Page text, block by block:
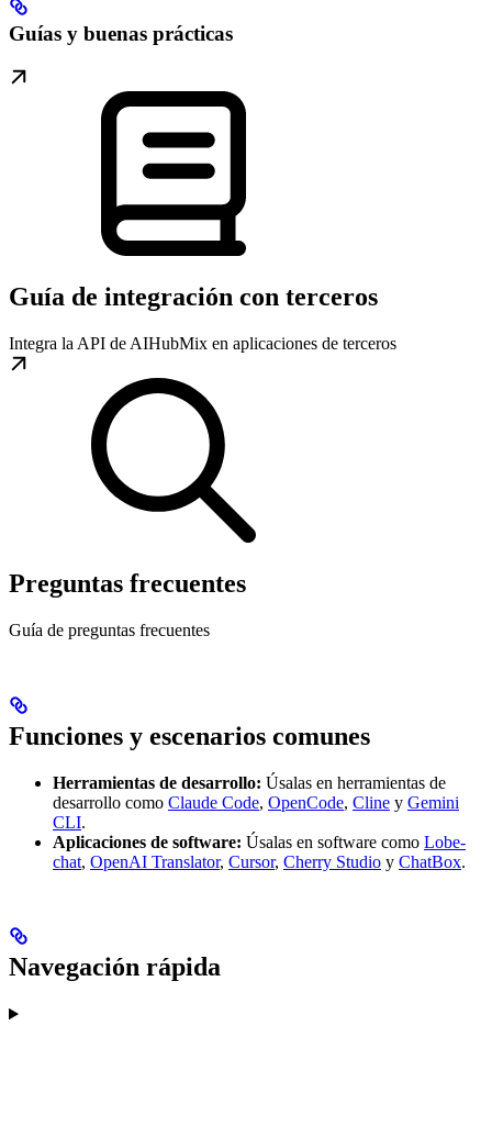
Guías y buenas prácticas
Guía de integración con terceros
Integra la API de AIHubMix en aplicaciones de terceros
Preguntas frecuentes
Guía de preguntas frecuentes
Funciones y escenarios comunes
Herramientas de desarrollo: Úsalas en herramientas de
desarrollo como Claude Code, OpenCode, Cline y Gemini
CLI.
Aplicaciones de software: Úsalas en software como Lobe-
chat, OpenAI Translator, Cursor, Cherry Studio y ChatBox.
Navegación rápida